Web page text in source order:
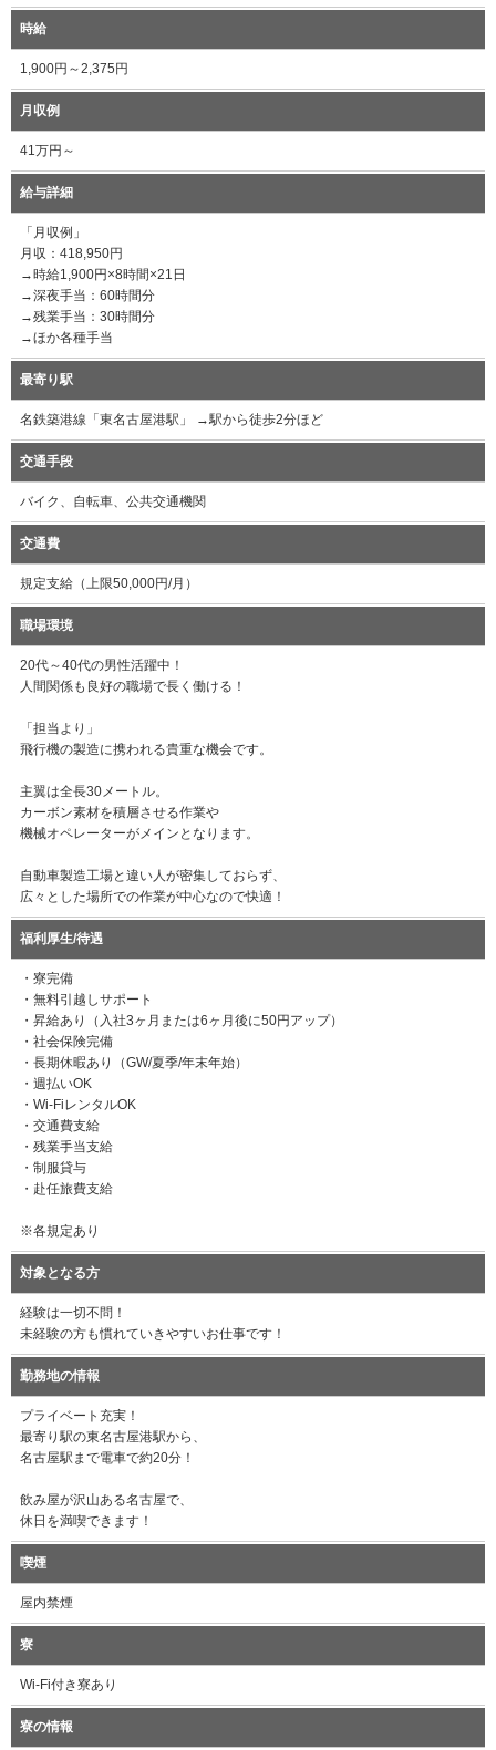
時給
1,900円～2,375円
月収例
41万円～
給与詳細
「月収例」
月収：418,950円
→時給1,900円×8時間×21日
→深夜手当：60時間分
→残業手当：30時間分
→ほか各種手当
最寄り駅
名鉄築港線「東名古屋港駅」 →駅から徒歩2分ほど
交通手段
バイク、自転車、公共交通機関
交通費
規定支給（上限50,000円/月）
職場環境
20代～40代の男性活躍中！
人間関係も良好の職場で長く働ける！
「担当より」
飛行機の製造に携われる貴重な機会です。
主翼は全長30メートル。
カーボン素材を積層させる作業や
機械オペレーターがメインとなります。
自動車製造工場と違い人が密集しておらず、
広々とした場所での作業が中心なので快適！
福利厚生/待遇
・寮完備
・無料引越しサポート
・昇給あり（入社3ヶ月または6ヶ月後に50円アップ）
・社会保険完備
・長期休暇あり（GW/夏季/年末年始）
・週払いOK
・Wi-FiレンタルOK
・交通費支給
・残業手当支給
・制服貸与
・赴任旅費支給
※各規定あり
対象となる方
経験は一切不問！
未経験の方も慣れていきやすいお仕事です！
勤務地の情報
プライベート充実！
最寄り駅の東名古屋港駅から、
名古屋駅まで電車で約20分！
飲み屋が沢山ある名古屋で、
休日を満喫できます！
喫煙
屋内禁煙
寮
Wi-Fi付き寮あり
寮の情報